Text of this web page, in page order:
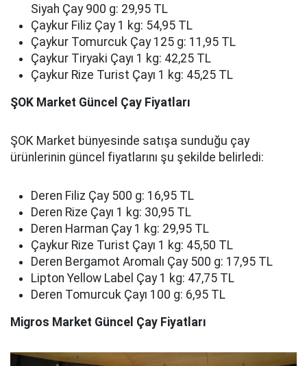
Siyah Çay 900 g: 29,95 TL
Çaykur Filiz Çay 1 kg: 54,95 TL
Çaykur Tomurcuk Çay 125 g: 11,95 TL
Çaykur Tiryaki Çayı 1 kg: 42,25 TL
Çaykur Rize Turist Çayı 1 kg: 45,25 TL
ŞOK Market Güncel Çay Fiyatları
ŞOK Market bünyesinde satışa sunduğu çay
ürünlerinin güncel fiyatlarını şu şekilde belirledi:
Deren Filiz Çay 500 g: 16,95 TL
Deren Rize Çayı 1 kg: 30,95 TL
Deren Harman Çay 1 kg: 29,95 TL
Çaykur Rize Turist Çayı 1 kg: 45,50 TL
Deren Bergamot Aromalı Çay 500 g: 17,95 TL
Lipton Yellow Label Çay 1 kg: 47,75 TL
Deren Tomurcuk Çayı 100 g: 6,95 TL
Migros Market Güncel Çay Fiyatları